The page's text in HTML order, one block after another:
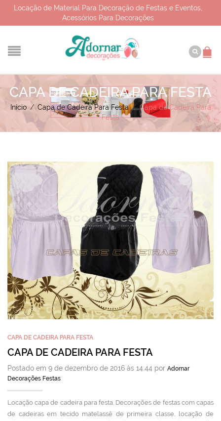
Locação de Material Para Decoração de Festas e Eventos,
Acessórios Para Decorações
CAPA DE CADEIRA PARA FESTA
Início / Capa de Cadeira Para Festa / Capa de Cadeira Para
Festa
CAPA DE CADEIRA PARA FESTA
CAPA DE CADEIRA PARA FESTA
Postado em 9 de dezembro de 2016 às 14:44 por Adornar
Decorações Festas
Locação capa de cadeira para festa. Decorações de festas com capas
de cadeiras em tecido matelassê de primeira classe, locação de